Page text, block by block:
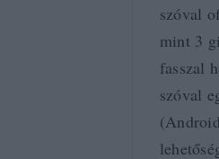
szóval
mint 3
fasszal
szóval